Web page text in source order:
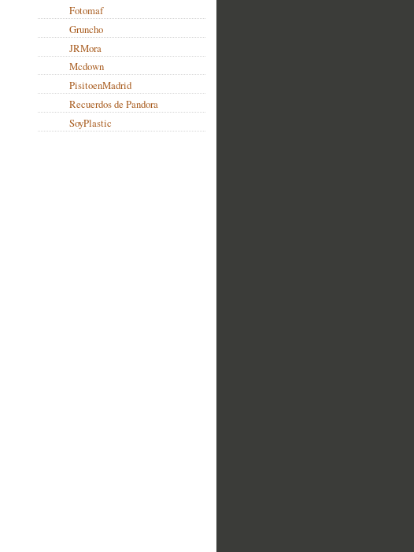
Fotomaf
Gruncho
JRMora
Mcdown
PisitoenMadrid
Recuerdos de Pandora
SoyPlastic